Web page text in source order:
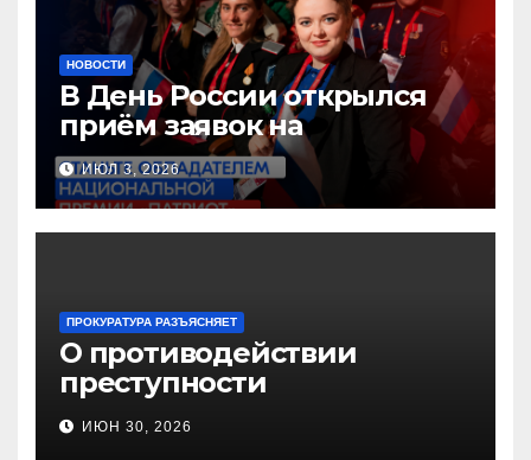
НОВОСТИ
В День России открылся
приём заявок на
Национальную премию
«Патриот»
ИЮЛ 3, 2026
ПРОКУРАТУРА РАЗЪЯСНЯЕТ
О противодействии
преступности
несовершеннолетних и
нарушению их прав
ИЮН 30, 2026